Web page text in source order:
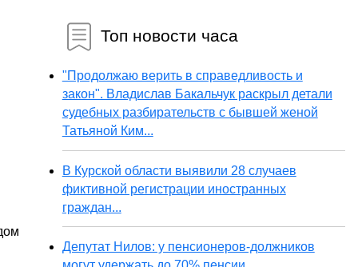
Топ новости часа
"Продолжаю верить в справедливость и
закон". Владислав Бакальчук раскрыл детали
судебных разбирательств с бывшей женой
Татьяной Ким...
В Курской области выявили 28 случаев
фиктивной регистрации иностранных
граждан...
Депутат Нилов: у пенсионеров-должников